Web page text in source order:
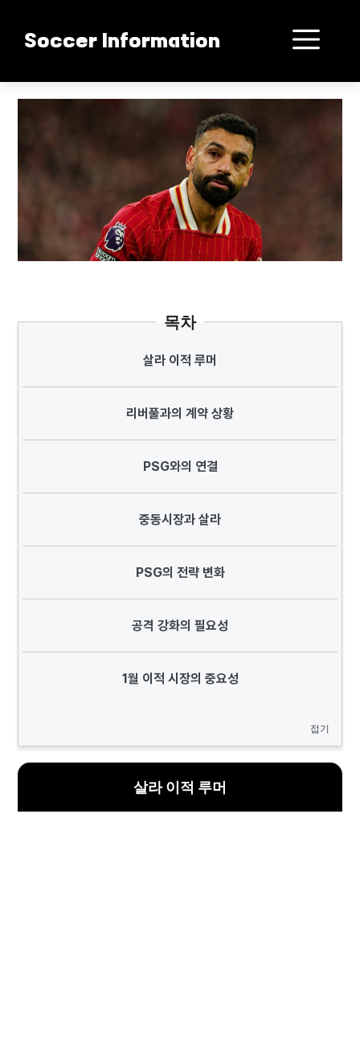
Soccer Information
메
뉴
목차
살라 이적 루머
리버풀과의 계약 상황
PSG와의 연결
중동시장과 살라
PSG의 전략 변화
공격 강화의 필요성
1월 이적 시장의 중요성
접기
살라 이적 루머